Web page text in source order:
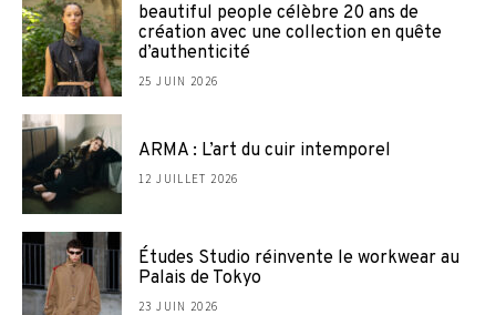
beautiful people célèbre 20 ans de
création avec une collection en quête
d’authenticité
25 JUIN 2026
ARMA : L’art du cuir intemporel
12 JUILLET 2026
Études Studio réinvente le workwear au
Palais de Tokyo
23 JUIN 2026